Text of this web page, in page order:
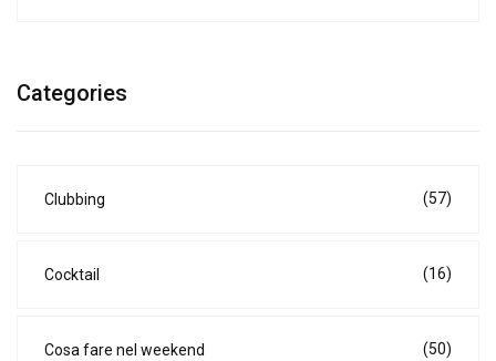
Categories
Clubbing (57)
Cocktail (16)
Cosa fare nel weekend (50)